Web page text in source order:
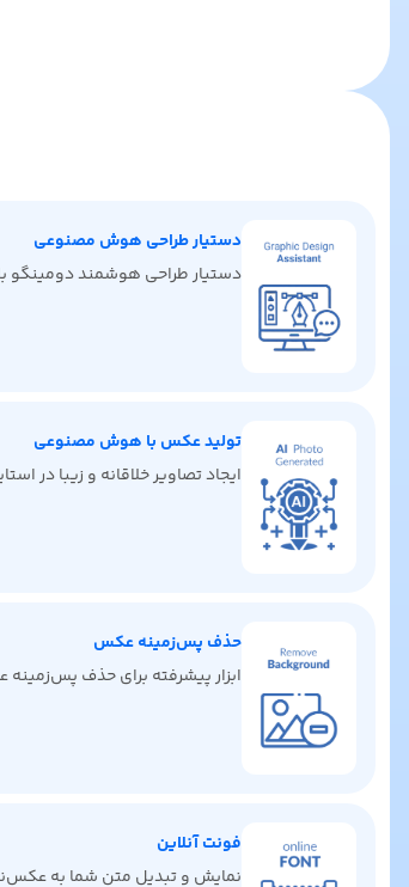
دستیار طراحی هوش مصنوعی
دستیار طراحی هوشمند دومینگو
تولید عکس با هوش مصنوعی
ایجاد تصاویر خلاقانه و زیبا در
حذف پس‌زمینه عکس
ابزار پیشرفته برای حذف
فونت آنلاین
نمایش و تبدیل متن شما به